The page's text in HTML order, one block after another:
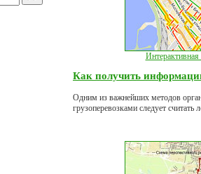
Как получить
Одним из важнейших методов
грузоперевозками следует считать